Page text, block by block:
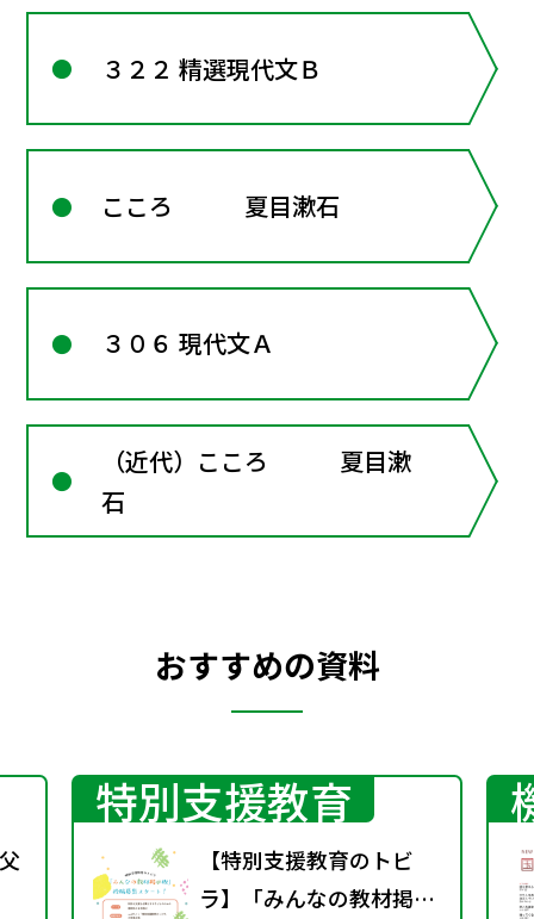
３２２ 精選現代文Ｂ
こころ 夏目漱石
３０６ 現代文Ａ
（近代）こころ 夏目漱
石
おすすめの資料
特別支援教育
【特別支援教育のトビ
ラ】「みんなの教材掲示